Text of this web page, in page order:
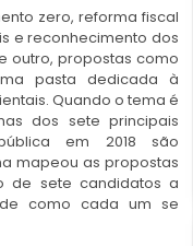
zero, reforma fiscal
e reconhecimento dos
outro, propostas como
pasta dedicada à
Quando o tema é
dos sete principais
em 2018 são
mapeou as propostas
de sete candidatos a
como cada um se